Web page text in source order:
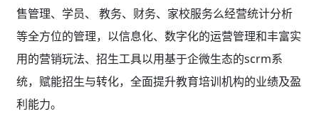
售管理、学员、 教务、财务、家校服务么经营统计分析
等全方位的管理，以信息化、数字化的运营管理和丰富实
用的营销玩法、招生工具以用基于企微生态的scrm系
统，赋能招生与转化，全面提升教育培训机构的业绩及盈
利能力。